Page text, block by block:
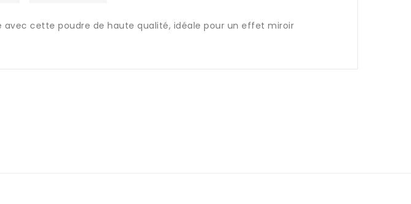
cette poudre de haute qualité, idéale pour un effet miroir